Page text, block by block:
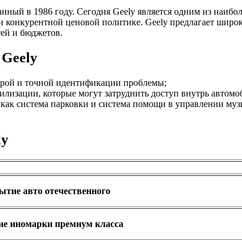
в 1986 году. Сегодня Geely является одним из
ценовой политике. Geely предлагает
и бюджетов.
и точной идентификации проблемы;
которые могут затруднить доступ внутрь
система парковки и система помощи в управлении
авто отечественного
иномарки премиум класса